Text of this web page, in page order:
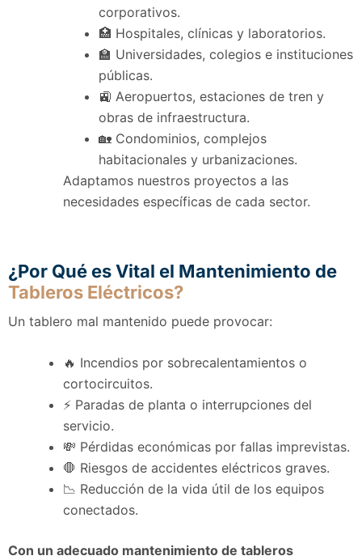
corporativos.
🏥 Hospitales, clínicas y laboratorios.
🏫 Universidades, colegios e instituciones
públicas.
🚉 Aeropuertos, estaciones de tren y
obras de infraestructura.
🏡 Condominios, complejos
habitacionales y urbanizaciones.
Adaptamos nuestros proyectos a las
necesidades específicas de cada sector.
¿Por Qué es Vital el Mantenimiento de
Tableros Eléctricos?
Un tablero mal mantenido puede provocar:
🔥 Incendios por sobrecalentamientos o
cortocircuitos.
⚡ Paradas de planta o interrupciones del
servicio.
💸 Pérdidas económicas por fallas imprevistas.
🛑 Riesgos de accidentes eléctricos graves.
📉 Reducción de la vida útil de los equipos
conectados.
Con un adecuado mantenimiento de tableros